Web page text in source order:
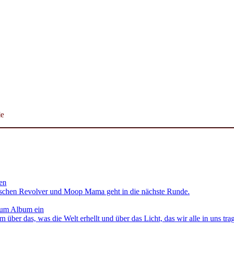
Revolver und Moop Mama geht in die nächste Runde.
Album ein
das, was die Welt erhellt und über das Licht, das wir alle in uns